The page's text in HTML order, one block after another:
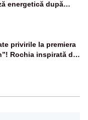
energetică după
Paks
privirile la premiera
Rochia inspirată de
făcut senzație